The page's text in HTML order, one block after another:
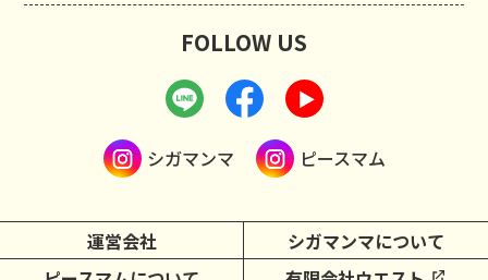
運営会社
シガマンマについて
FOLLOW US
シガマンマ ピースマム